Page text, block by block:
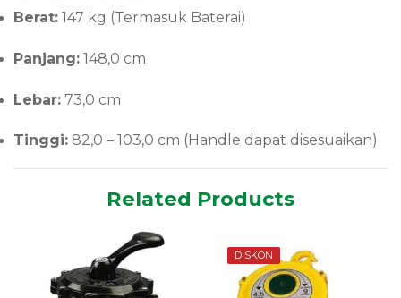
Berat: 147 kg (Termasuk Baterai)
Panjang: 148,0 cm
Lebar: 73,0 cm
Tinggi: 82,0 – 103,0 cm (Handle dapat disesuaikan)
Related Products
DISKON